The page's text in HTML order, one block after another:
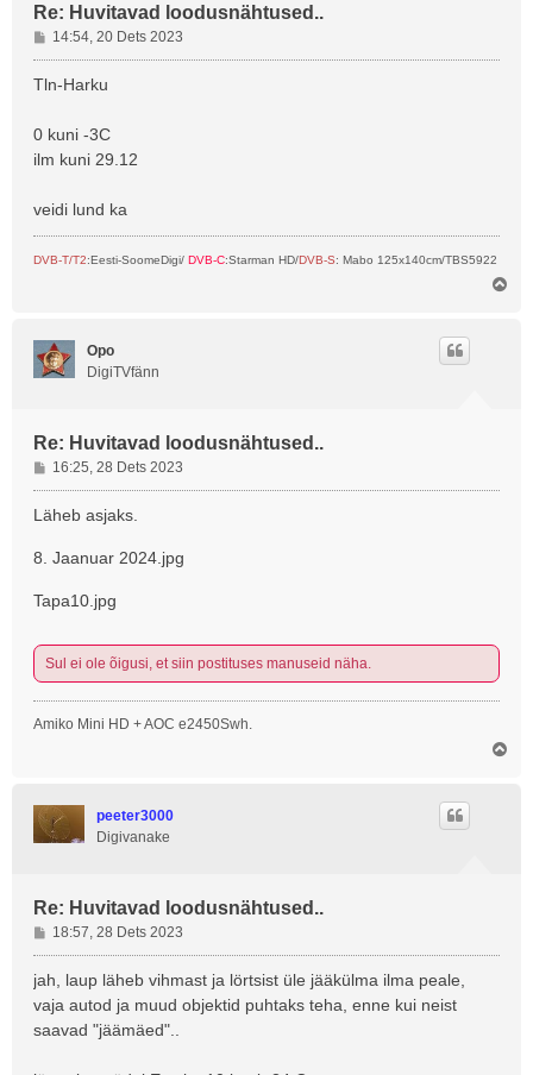
Re: Huvitavad loodusnähtused..
P
o
s
t
u
14:54, 20 Dets 2023
Tln-Harku
0 kuni -3C
ilm kuni 29.12
veidi lund ka
DVB-T/T2:Eesti-SoomeDigi/ DVB-C:Starman HD/DVB-S: Mabo 125x140cm/TBS5922
Opo
DigiTVfänn
Re: Huvitavad loodusnähtused..
P
o
s
s
16:25, 28 Dets 2023
Läheb asjaks.
8. Jaanuar 2024.jpg
Tapa10.jpg
Sul ei ole õigusi, et siin postituses manuseid näha.
Amiko Mini HD + AOC e2450Swh.
peeter3000
Digivanake
Re: Huvitavad loodusnähtused..
P
o
s
i
t
18:57, 28 Dets 2023
jah, laup läheb vihmast ja lörtsist üle jääkülma ilma peale,
vaja autod ja muud objektid puhtaks teha, enne kui neist
saavad "jäämäed"..